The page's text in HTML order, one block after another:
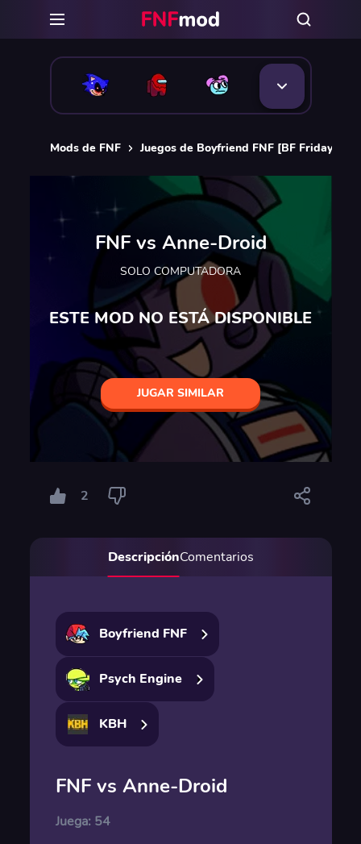
Mods de FNF Juegos de Boyfriend FNF [BF Friday
FNF vs Anne-Droid
SOLO COMPUTADORA
ESTE MOD NO ESTÁ DISPONIBLE
JUGAR SIMILAR
2
DescripciónComentarios
Boyfriend FNF
Psych Engine
KBH
FNF vs Anne-Droid
Juega: 54